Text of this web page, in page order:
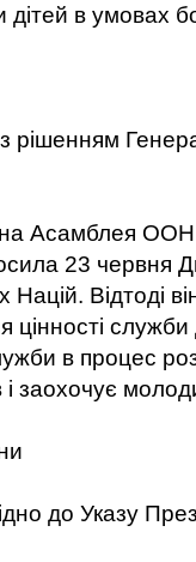
дітей в умовах
рішенням
Асамблея
23 червня
Відтоді
цінності служби
в процес
заохочує
до Указу